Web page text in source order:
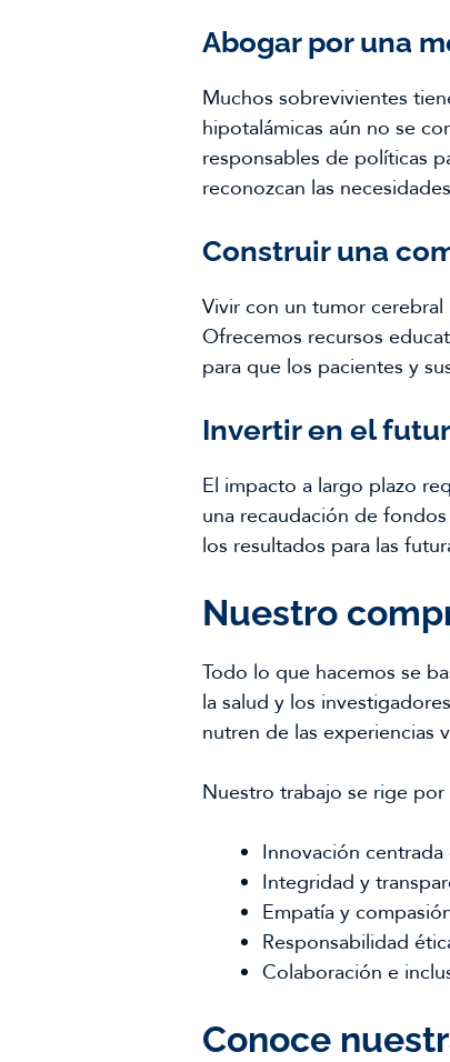
Abogar por una
Muchos sobrevivientes
hipotalámicas aún no se
responsables de políticas
reconozcan las
Construir una
Vivir con un tumor
Ofrecemos recursos
para que los pacientes y
Invertir en el
El impacto a largo plazo
una recaudación de
los resultados para las
Nuestro
Todo lo que hacemos se
la salud y los
nutren de las experiencias
Nuestro trabajo se rige
Innovación
Integridad y
Empatía y
Responsabilidad
Colaboración e
Conoce